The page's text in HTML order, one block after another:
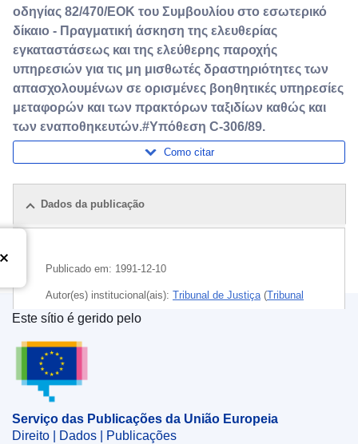
οδηγίας 82/470/ΕΟΚ του Συμβουλίου στο εσωτερικό
δίκαιο - Πραγματική άσκηση της ελευθερίας
εγκαταστάσεως και της ελεύθερης παροχής
υπηρεσιών για τις μη μισθωτές δραστηριότητες των
απασχολουμένων σε ορισμένες βοηθητικές υπηρεσίες
μεταφορών και των πρακτόρων ταξιδίων καθώς και
των εναποθηκευτών.#Υπόθεση C-306/89.
Como citar
Dados da publicação
Publicado em: 1991-12-10
Autor(es) institucional(ais): Tribunal de Justiça (Tribunal
de Justiça da União Europeia
CELEX : 61989CJ0306
ECLI : ECLI:EU:C:1991:463
Serviço das Publicações da União Europeia
Este sítio é gerido pelo
Serviço das Publicações da União Europeia
Direito | Dados | Publicações